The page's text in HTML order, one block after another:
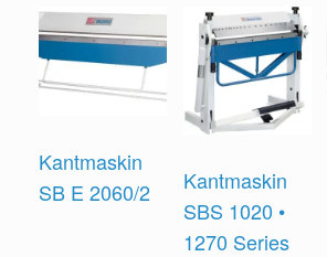
Kantmaskin
SB E 2060/2
Kantmaskin
SBS 1020 •
1270 Series